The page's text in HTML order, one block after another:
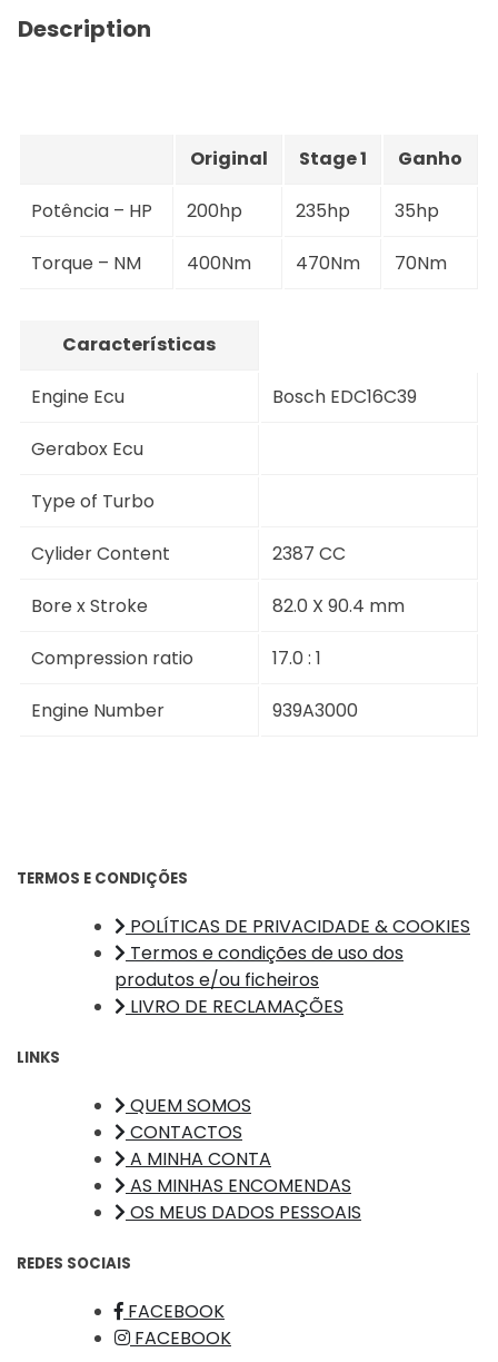
Description
Original Stage 1 Ganho
Potência – HP 200hp 235hp 35hp
Torque – NM 400Nm 470Nm 70Nm
Características
Engine Ecu Bosch EDC16C39
Gerabox Ecu
Type of Turbo
Cylider Content 2387 CC
Bore x Stroke 82.0 X 90.4 mm
Compression ratio 17.0 : 1
Engine Number 939A3000
TERMOS E CONDIÇÕES
POLÍTICAS DE PRIVACIDADE & COOKIES
Termos e condições de uso dos
produtos e/ou ficheiros
LIVRO DE RECLAMAÇÕES
LINKS
QUEM SOMOS
CONTACTOS
A MINHA CONTA
AS MINHAS ENCOMENDAS
OS MEUS DADOS PESSOAIS
REDES SOCIAIS
FACEBOOK
FACEBOOK